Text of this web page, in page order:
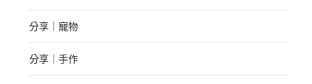
分享｜寵物
分享｜手作